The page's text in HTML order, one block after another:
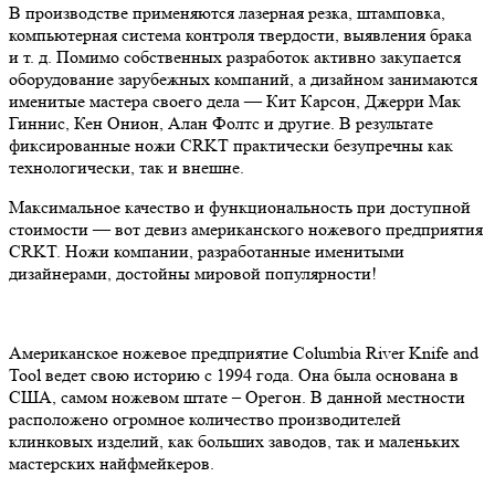
В производстве применяются лазерная резка, штамповка,
компьютерная система контроля твердости, выявления брака
и т. д. Помимо собственных разработок активно закупается
оборудование зарубежных компаний, а дизайном занимаются
именитые мастера своего дела — Кит Карсон, Джерри Мак
Гиннис, Кен Онион, Алан Фолтс и другие. В результате
фиксированные ножи CRKT практически безупречны как
технологически, так и внешне.
Максимальное качество и функциональность при доступной
стоимости — вот девиз американского ножевого предприятия
CRKT. Ножи компании, разработанные именитыми
дизайнерами, достойны мировой популярности!
Американское ножевое предприятие Columbia River Knife and
Tool ведет свою историю с 1994 года. Она была основана в
США, самом ножевом штате – Орегон. В данной местности
расположено огромное количество производителей
клинковых изделий, как больших заводов, так и маленьких
мастерских найфмейкеров.